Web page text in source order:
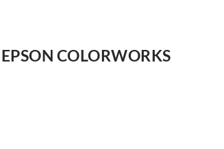
EPSON COLORWORKS